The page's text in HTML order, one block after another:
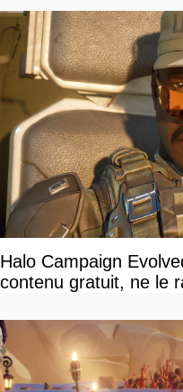
Halo Campaign
contenu gratuit, ne le